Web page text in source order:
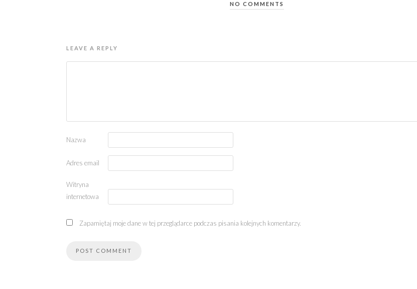
NO COMMENTS
LEAVE A REPLY
Nazwa
Adres email
Witryna
internetowa
Zapamiętaj moje dane w tej przeglądarce podczas pisania kolejnych komentarzy.